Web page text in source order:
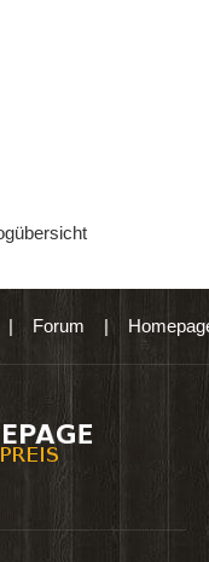
Forum |
& DVDs.…